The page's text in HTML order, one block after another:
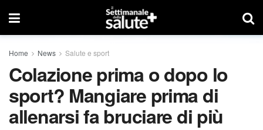
Home News Salute e sport
Colazione prima o dopo lo
sport? Mangiare prima di
allenarsi fa bruciare di più